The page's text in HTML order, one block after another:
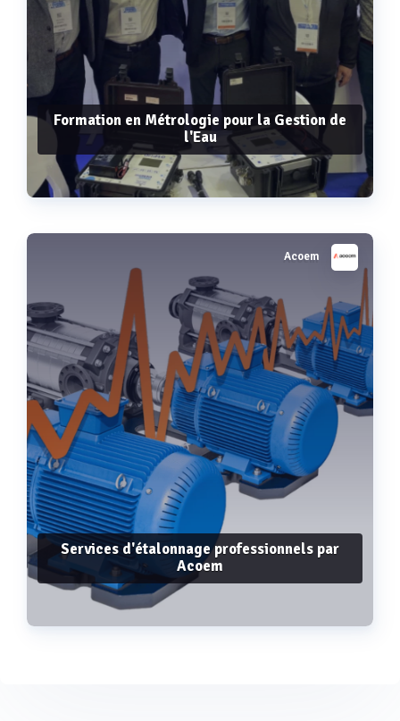
Formation en Métrologie pour la Gestion de
l'Eau
Acoem
Services d'étalonnage professionnels par
Acoem